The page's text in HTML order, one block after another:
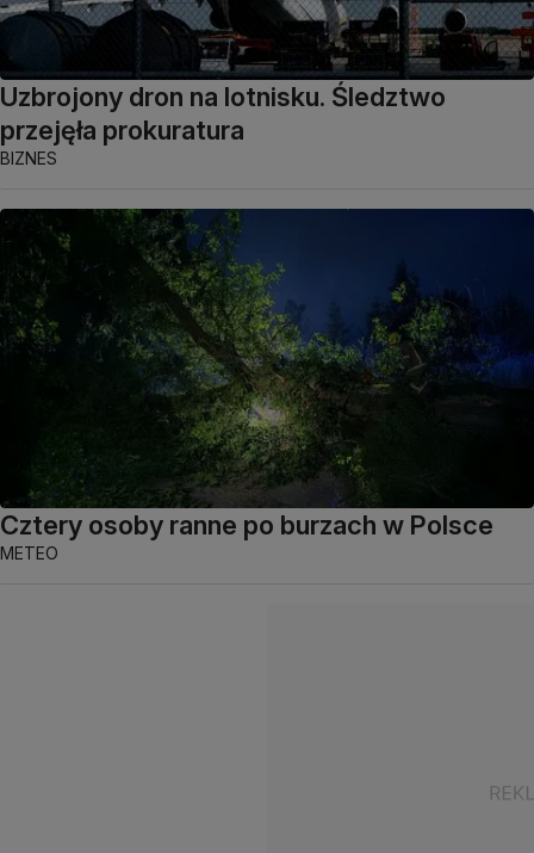
Uzbrojony dron na lotnisku. Śledztwo
przejęła prokuratura
BIZNES
Cztery osoby ranne po burzach w Polsce
METEO